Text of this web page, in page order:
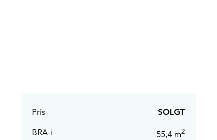
Pris SOLGT
BRA-i 55,4 m2